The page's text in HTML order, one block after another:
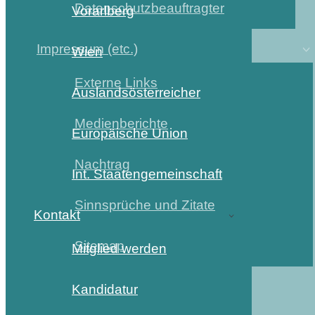
Datenschutzbeauftragter
Impressum (etc.)
Externe Links
Medienberichte
Nachtrag
Sinnsprüche und Zitate
Sitemap
Vorarlberg
Wien
Auslandsösterreicher
Europäische Union
Int. Staatengemeinschaft
Kontakt
Mitglied werden
Kandidatur